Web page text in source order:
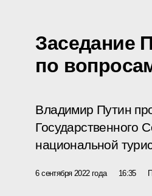
Заседание
по
Владимир Путин
Государственного
национальной
6 сентября 2022 года 16:35